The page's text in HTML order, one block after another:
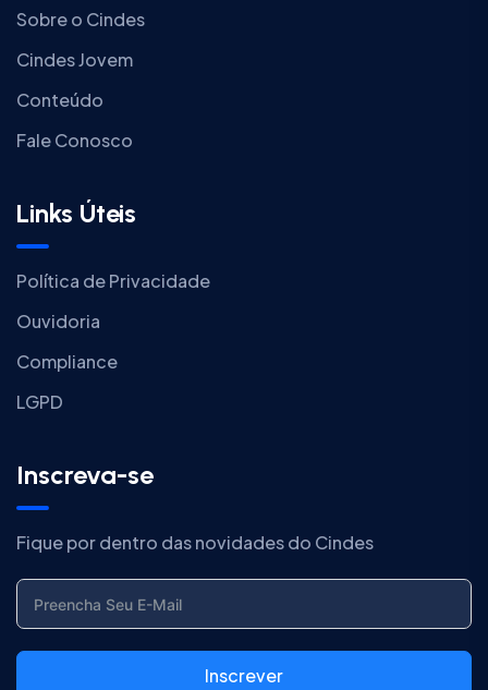
Sobre o Cindes
Cindes Jovem
Conteúdo
Fale Conosco
Links Úteis
Política de Privacidade
Ouvidoria
Compliance
LGPD
Inscreva-se
Fique por dentro das novidades do Cindes
Inscrever